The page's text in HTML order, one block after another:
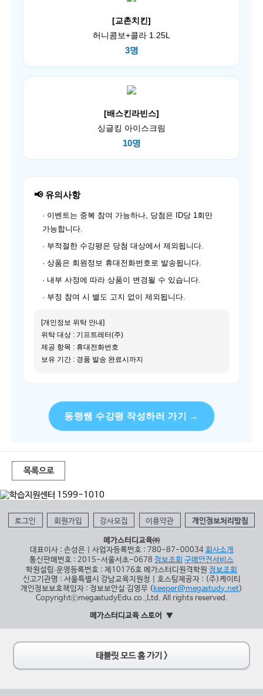
[교촌치킨]
허니콤보+콜라 1.25L
3명
[배스킨라빈스]
싱글킹 아이스크림
10명
📢 유의사항
· 이벤트는 중복 참여 가능하나, 당첨은 ID당 1회만
가능합니다.
· 부적절한 수강평은 당첨 대상에서 제외됩니다.
· 상품은 회원정보 휴대전화번호로 발송됩니다.
· 내부 사정에 따라 상품이 변경될 수 있습니다.
· 부정 참여 시 별도 고지 없이 제외됩니다.
[개인정보 위탁 안내]
위탁 대상 : 기프트레터(주)
제공 항목 : 휴대전화번호
보유 기간 : 경품 발송 완료시까지
동령쌤 수강평 작성하러 가기 →
목록으로
로그인 회원가입 강사모집 이용약관 개인정보처리방침
메가스터디교육㈜
대표이사 : 손성은 | 사업자등록번호 : 780-87-00034 회사소개
통신판매번호 : 2015-서울서초-0678 정보조회 구매안전서비스
학원설립∙운영등록번호 : 제10176호 메가스터디원격학원 정보조회
신고기관명 : 서울특별시 강남교육지원청 | 호스팅제공자 : (주)케이티
개인정보보호책임자 : 정보보안실 김영무 (keeper@megastudy.net)
CopyrightⓒmegastudyEdu.co.,Ltd. All rights reserved.
메가스터디교육 스토어
태블릿 모드 홈 가기 >